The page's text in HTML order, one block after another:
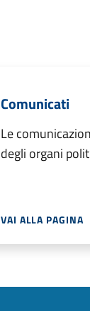
Comunicati
Le
degli organi
VAI ALLA PAGINA